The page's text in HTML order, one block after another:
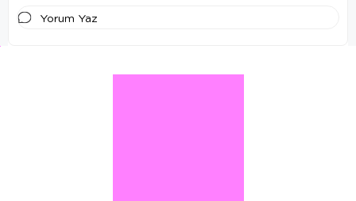
Yorum Yaz